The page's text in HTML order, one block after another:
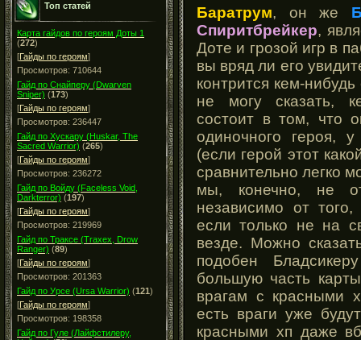
Топ статей
Карта гайдов по героям Доты 1
(272)
[Гайды по героям]
Просмотров: 710644
Гайд по Снайперу (Dwarven
Sniper) (173)
[Гайды по героям]
Просмотров: 236447
Гайд по Хускару (Huskar, The
Sacred Warrior) (265)
[Гайды по героям]
Просмотров: 236272
Гайд по Войду (Faceless Void,
Darkterror) (197)
[Гайды по героям]
Просмотров: 219969
Гайд по Траксе (Traxex, Drow
Ranger) (89)
[Гайды по героям]
Просмотров: 201363
Гайд по Урсе (Ursa Warrior) (121)
[Гайды по героям]
Просмотров: 198358
Гайд по Гуле (Лайфстилеру,
Баратрум, он же
Спиритбрейкер,
Доте и грозой игр в
вы вряд ли его
контрится кем-
не могу сказать,
состоит в том, что
одиночного героя,
(если герой этот
сравнительно легко
мы, конечно, не
независимо от
если только не на
везде. Можно
подобен
большую часть
врагам с красными
есть враги уже
красными хп даже